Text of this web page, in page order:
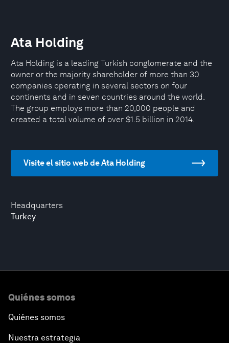
Headquarters
Turkey
Ata Holding
Ata Holding is a leading Turkish conglomerate and the
owner or the majority shareholder of more than 30
companies operating in several sectors on four
continents and in seven countries around the world.
The group employs more than 20,000 people and
created a total volume of over $1.5 billion in 2014.
Visite el sitio web de Ata Holding
Quiénes somos
Quiénes somos
Nuestra estrategia